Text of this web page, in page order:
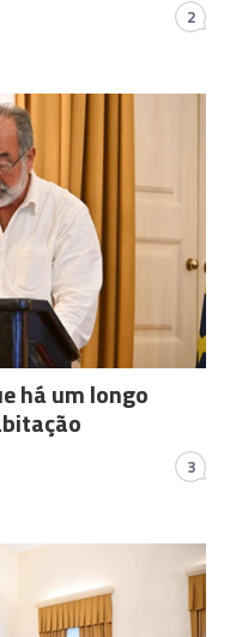
2
há um longo
3